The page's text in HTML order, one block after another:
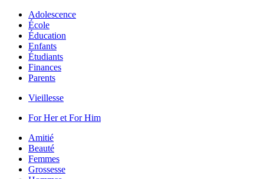
Adolescence
École
Éducation
Enfants
Étudiants
Finances
Parents
Vieillesse
For Her et For Him
Amitié
Beauté
Femmes
Grossesse